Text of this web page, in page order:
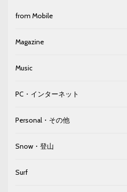
from Mobile
Magazine
Music
PC・インターネット
Personal・その他
Snow・登山
Surf